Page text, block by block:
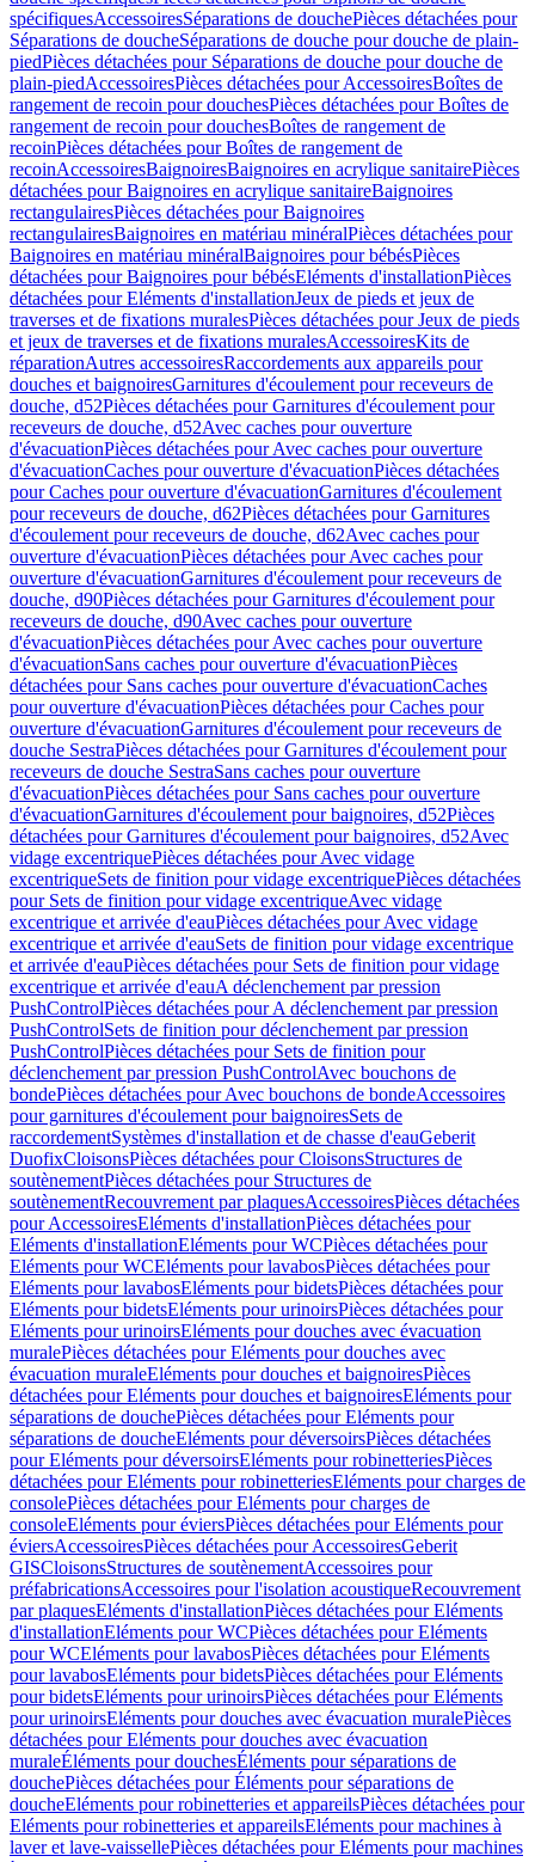
spécifiquesAccessoiresSéparations de douchePièces détachées pour
Séparations de doucheSéparations de douche pour douche de plain-
piedPièces détachées pour Séparations de douche pour douche de
plain-piedAccessoiresPièces détachées pour AccessoiresBoîtes de
rangement de recoin pour douchesPièces détachées pour Boîtes de
rangement de recoin pour douchesBoîtes de rangement de
recoinPièces détachées pour Boîtes de rangement de
recoinAccessoiresBaignoiresBaignoires en acrylique sanitairePièces
détachées pour Baignoires en acrylique sanitaireBaignoires
rectangulairesPièces détachées pour Baignoires
rectangulairesBaignoires en matériau minéralPièces détachées pour
Baignoires en matériau minéralBaignoires pour bébésPièces
détachées pour Baignoires pour bébésEléments d'installationPièces
détachées pour Eléments d'installationJeux de pieds et jeux de
traverses et de fixations muralesPièces détachées pour Jeux de pieds
et jeux de traverses et de fixations muralesAccessoiresKits de
réparationAutres accessoiresRaccordements aux appareils pour
douches et baignoiresGarnitures d'écoulement pour receveurs de
douche, d52Pièces détachées pour Garnitures d'écoulement pour
receveurs de douche, d52Avec caches pour ouverture
d'évacuationPièces détachées pour Avec caches pour ouverture
d'évacuationCaches pour ouverture d'évacuationPièces détachées
pour Caches pour ouverture d'évacuationGarnitures d'écoulement
pour receveurs de douche, d62Pièces détachées pour Garnitures
d'écoulement pour receveurs de douche, d62Avec caches pour
ouverture d'évacuationPièces détachées pour Avec caches pour
ouverture d'évacuationGarnitures d'écoulement pour receveurs de
douche, d90Pièces détachées pour Garnitures d'écoulement pour
receveurs de douche, d90Avec caches pour ouverture
d'évacuationPièces détachées pour Avec caches pour ouverture
d'évacuationSans caches pour ouverture d'évacuationPièces
détachées pour Sans caches pour ouverture d'évacuationCaches
pour ouverture d'évacuationPièces détachées pour Caches pour
ouverture d'évacuationGarnitures d'écoulement pour receveurs de
douche SestraPièces détachées pour Garnitures d'écoulement pour
receveurs de douche SestraSans caches pour ouverture
d'évacuationPièces détachées pour Sans caches pour ouverture
d'évacuationGarnitures d'écoulement pour baignoires, d52Pièces
détachées pour Garnitures d'écoulement pour baignoires, d52Avec
vidage excentriquePièces détachées pour Avec vidage
excentriqueSets de finition pour vidage excentriquePièces détachées
pour Sets de finition pour vidage excentriqueAvec vidage
excentrique et arrivée d'eauPièces détachées pour Avec vidage
excentrique et arrivée d'eauSets de finition pour vidage excentrique
et arrivée d'eauPièces détachées pour Sets de finition pour vidage
excentrique et arrivée d'eauA déclenchement par pression
PushControlPièces détachées pour A déclenchement par pression
PushControlSets de finition pour déclenchement par pression
PushControlPièces détachées pour Sets de finition pour
déclenchement par pression PushControlAvec bouchons de
bondePièces détachées pour Avec bouchons de bondeAccessoires
pour garnitures d'écoulement pour baignoiresSets de
raccordementSystèmes d'installation et de chasse d'eauGeberit
DuofixCloisonsPièces détachées pour CloisonsStructures de
soutènementPièces détachées pour Structures de
soutènementRecouvrement par plaquesAccessoiresPièces détachées
pour AccessoiresEléments d'installationPièces détachées pour
Eléments d'installationEléments pour WCPièces détachées pour
Eléments pour WCEléments pour lavabosPièces détachées pour
Eléments pour lavabosEléments pour bidetsPièces détachées pour
Eléments pour bidetsEléments pour urinoirsPièces détachées pour
Eléments pour urinoirsEléments pour douches avec évacuation
muralePièces détachées pour Eléments pour douches avec
évacuation muraleEléments pour douches et baignoiresPièces
détachées pour Eléments pour douches et baignoiresEléments pour
séparations de douchePièces détachées pour Eléments pour
séparations de doucheEléments pour déversoirsPièces détachées
pour Eléments pour déversoirsEléments pour robinetteriesPièces
détachées pour Eléments pour robinetteriesEléments pour charges de
consolePièces détachées pour Eléments pour charges de
consoleEléments pour éviersPièces détachées pour Eléments pour
éviersAccessoiresPièces détachées pour AccessoiresGeberit
GISCloisonsStructures de soutènementAccessoires pour
préfabricationsAccessoires pour l'isolation acoustiqueRecouvrement
par plaquesEléments d'installationPièces détachées pour Eléments
d'installationEléments pour WCPièces détachées pour Eléments
pour WCEléments pour lavabosPièces détachées pour Eléments
pour lavabosEléments pour bidetsPièces détachées pour Eléments
pour bidetsEléments pour urinoirsPièces détachées pour Eléments
pour urinoirsEléments pour douches avec évacuation muralePièces
détachées pour Eléments pour douches avec évacuation
muraleÉléments pour douchesÉléments pour séparations de
douchePièces détachées pour Éléments pour séparations de
doucheEléments pour robinetteries et appareilsPièces détachées pour
Eléments pour robinetteries et appareilsEléments pour machines à
laver et lave-vaissellePièces détachées pour Eléments pour machines